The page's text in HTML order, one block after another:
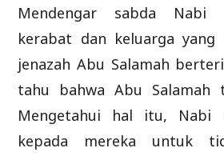
Mendengar sabda Nabi
kerabat dan keluarga
jenazah Abu Salamah
tahu bahwa Abu Salamah
Mengetahui hal itu, Nabi
kepada mereka untuk